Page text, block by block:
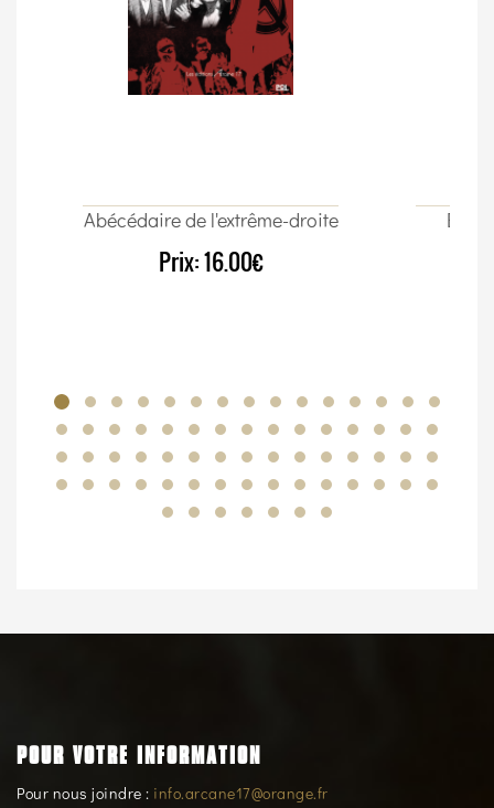
Abécédaire de l'extrême-droite
Prix:16.00€
POUR VOTRE INFORMATION
Pour nous joindre : info.arcane17@orange.fr